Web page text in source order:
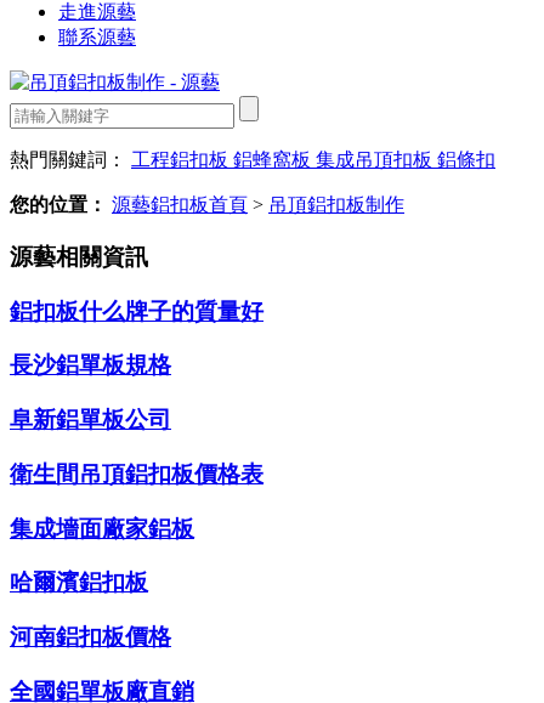
走進源藝
聯系源藝
熱門關鍵詞： 工程鋁扣板 鋁蜂窩板 集成吊頂扣板 鋁條扣
您的位置： 源藝鋁扣板首頁 > 吊頂鋁扣板制作
源藝相關資訊
鋁扣板什么牌子的質量好
長沙鋁單板規格
阜新鋁單板公司
衛生間吊頂鋁扣板價格表
集成墻面廠家鋁板
哈爾濱鋁扣板
河南鋁扣板價格
全國鋁單板廠直銷